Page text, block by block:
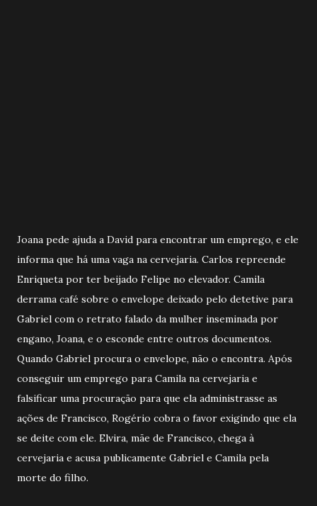
Joana pede ajuda a David para encontrar um emprego, e ele
informa que há uma vaga na cervejaria. Carlos repreende
Enriqueta por ter beijado Felipe no elevador. Camila
derrama café sobre o envelope deixado pelo detetive para
Gabriel com o retrato falado da mulher inseminada por
engano, Joana, e o esconde entre outros documentos.
Quando Gabriel procura o envelope, não o encontra. Após
conseguir um emprego para Camila na cervejaria e
falsificar uma procuração para que ela administrasse as
ações de Francisco, Rogério cobra o favor exigindo que ela
se deite com ele. Elvira, mãe de Francisco, chega à
cervejaria e acusa publicamente Gabriel e Camila pela
morte do filho.